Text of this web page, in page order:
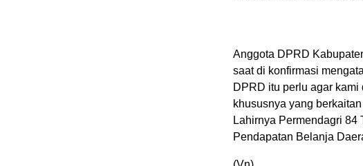
Anggota DPRD
saat di konfirmasi
DPRD itu perlu agar
khususnya yang
Lahirnya Permendagri 84
Pendapatan Belanja